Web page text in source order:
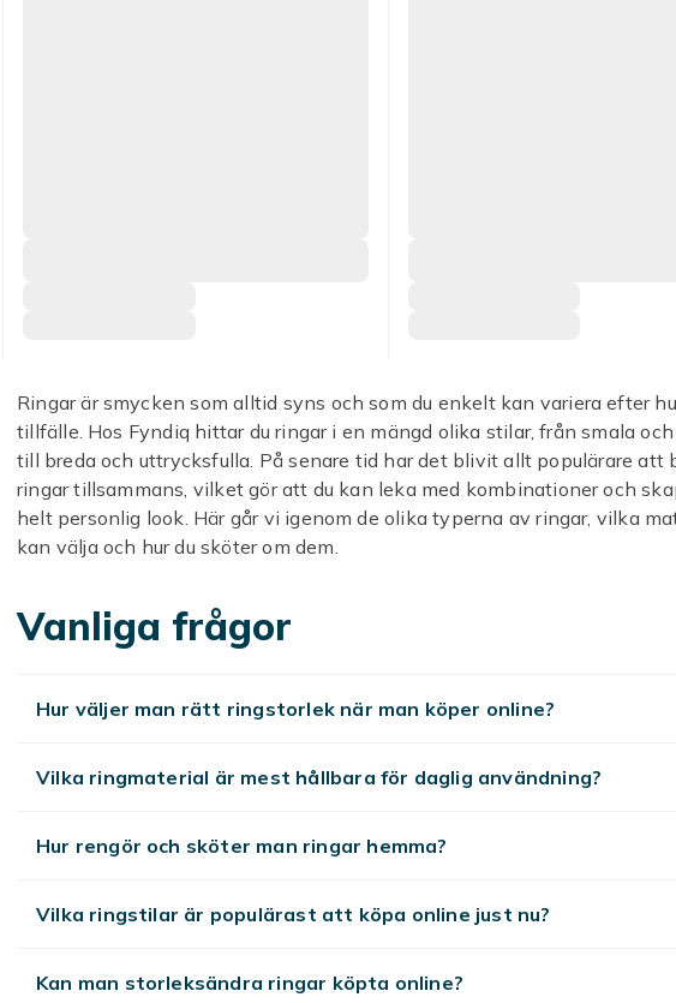
Ringar är smycken som alltid syns och som du enkelt kan variera efter
tillfälle. Hos Fyndiq hittar du ringar i en mängd olika stilar, från smala
till breda och uttrycksfulla. På senare tid har det blivit allt populärare att
ringar tillsammans, vilket gör att du kan leka med kombinationer och
helt personlig look. Här går vi igenom de olika typerna av ringar, vilka
kan välja och hur du sköter om dem.
Olika typer av ringar
med andra smycken. För en mer lekfull look kan du väljadubbelringar
något att pilla med i händerna ärFidget Ringsperfekta, och vill du
Material att välja mellan
Ringar finns i flera olika material som var och en har sin egen känsla.
Rostfritt stål är tåligt och prisvärt och passar bra för ringar du bär varje
Vanliga frågor
Hur väljer man rätt ringstorlek när man köper online?
Vilka ringmaterial är mest hållbara för daglig användning?
Hur rengör och sköter man ringar hemma?
Vilka ringstilar är populärast att köpa online just nu?
Kan man storleksändra ringar köpta online?